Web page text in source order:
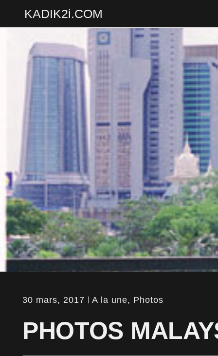
KADIK2i.COM
30 mars, 2017 A la une, Photos
PHOTOS